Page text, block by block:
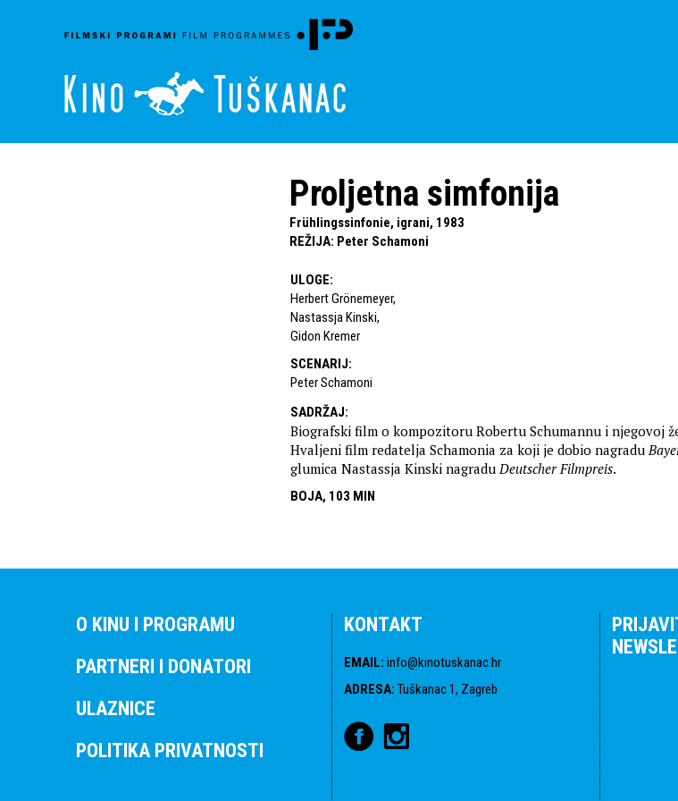
Proljetna simfonija
Frühlingssinfonie, igrani, 1983
REŽIJA: Peter Schamoni
ULOGE:
Herbert Grönemeyer,
Nastassja Kinski,
Gidon Kremer
SCENARIJ:
Peter Schamoni
SADRŽAJ:
Biografski film o kompozitoru Robertu Schumannu i njegovoj
Hvaljeni film redatelja Schamonia za koji je dobio nagradu
glumica Nastassja Kinski nagraduDeutscher Filmpreis.
BOJA, 103 MIN
O KINU I PROGRAMU
PARTNERI I DONATORI
ULAZNICE
POLITIKA PRIVATNOSTI
KONTAKT
EMAIL: info@kinotuskanac.hr
ADRESA: Tuškanac 1, Zagreb